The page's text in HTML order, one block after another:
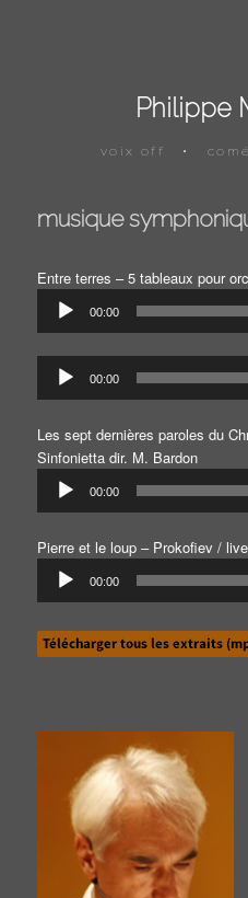
Philippe
voix off •
musique
Entre terres – 5 tableaux pour
Lecteur
audio
00:00
Lecteur
audio
00:00
Les sept dernières paroles du
Sinfonietta dir. M. Bardon
Lecteur
audio
00:00
Pierre et le loup – Prokofiev /
Lecteur
audio
00:00